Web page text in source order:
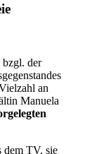
bzgl. der
an
Manuela
dem TV, sie